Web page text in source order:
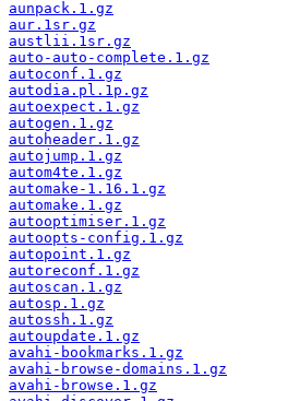
aunpack.1.gz
aur.1sr.gz
austlii.1sr.gz
auto-auto-complete.1.gz
autoconf.1.gz
autodia.pl.1p.gz
autoexpect.1.gz
autogen.1.gz
autoheader.1.gz
autojump.1.gz
autom4te.1.gz
automake-1.16.1.gz
automake.1.gz
autooptimiser.1.gz
autoopts-config.1.gz
autopoint.1.gz
autoreconf.1.gz
autoscan.1.gz
autosp.1.gz
autossh.1.gz
autoupdate.1.gz
avahi-bookmarks.1.gz
avahi-browse-domains.1.gz
avahi-browse.1.gz